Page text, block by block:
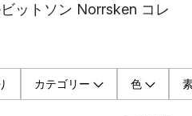
ットソン Norrsken コレ
カテゴリー 色